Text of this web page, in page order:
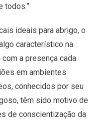
todos.”
ideais para abrigo, o
característico na
a presença cada
em ambientes
conhecidos por seu
têm sido motivo de
de conscientização da